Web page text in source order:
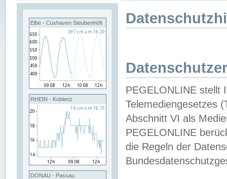
Elbe - Cuxhaven Steubenhöft
RHEIN - Koblenz
DONAU - Passau
PEGELONLINE stellt
Telemediengesetzes
Abschnitt VI als
PEGELONLINE
die Regeln der